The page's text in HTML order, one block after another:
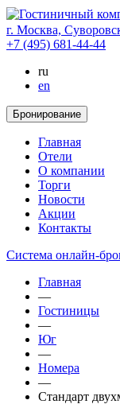
г. Москва,
+7 (495) 681-44-44
ru
en
Бронирование
Главная
Отели
О компании
Торги
Новости
Акции
Контакты
Cистема онлайн-
Главная
—
Гостиницы
—
Юг
—
Номера
—
Стандарт